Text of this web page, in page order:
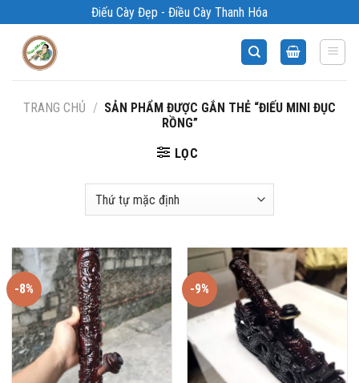
qua
Điếu Cày Đẹp - Điều Cày Thanh Hóa
TRANG CHỦ / SẢN PHẨM ĐƯỢC GẮN THẺ “ĐIẾU MINI ĐỤC
RỒNG”
LỌC
-8% -9%